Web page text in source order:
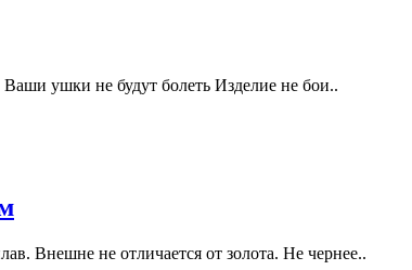
ушки не будут болеть Изделие не бои..
Внешне не отличается от золота. Не чернее..